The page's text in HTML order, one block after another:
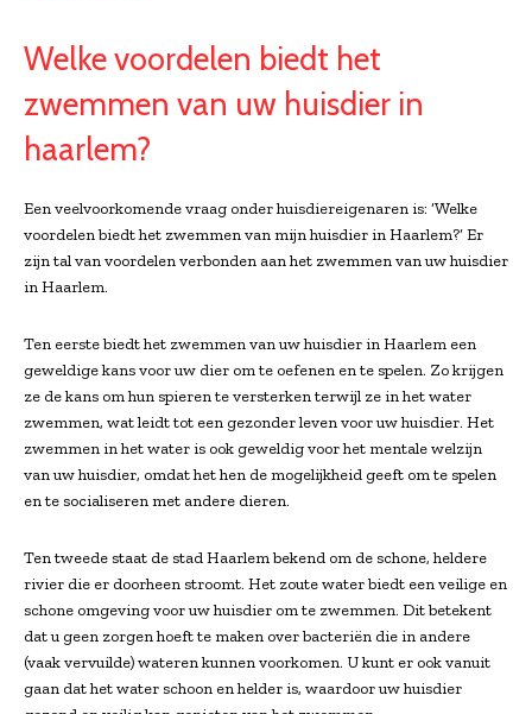
Welke voordelen biedt het
zwemmen van uw huisdier in
haarlem?
Een veelvoorkomende vraag onder huisdiereigenaren is: ‘Welke
voordelen biedt het zwemmen van mijn huisdier in Haarlem?’ Er
zijn tal van voordelen verbonden aan het zwemmen van uw huisdier
in Haarlem.
Ten eerste biedt het zwemmen van uw huisdier in Haarlem een
geweldige kans voor uw dier om te oefenen en te spelen. Zo krijgen
ze de kans om hun spieren te versterken terwijl ze in het water
zwemmen, wat leidt tot een gezonder leven voor uw huisdier. Het
zwemmen in het water is ook geweldig voor het mentale welzijn
van uw huisdier, omdat het hen de mogelijkheid geeft om te spelen
en te socialiseren met andere dieren.
Ten tweede staat de stad Haarlem bekend om de schone, heldere
rivier die er doorheen stroomt. Het zoute water biedt een veilige en
schone omgeving voor uw huisdier om te zwemmen. Dit betekent
dat u geen zorgen hoeft te maken over bacteriën die in andere
(vaak vervuilde) wateren kunnen voorkomen. U kunt er ook vanuit
gaan dat het water schoon en helder is, waardoor uw huisdier